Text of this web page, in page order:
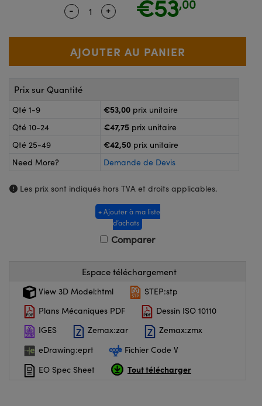
de Poche ou à Mesure Directe
: Microscopie
: Caméras
Optiques Lightpath
Gratings™
Quantity Selector
- Use the plus and minus buttons to
+ €53,00
Prix sur Quantité
Qté 1-9 €53,00 prix unitaire
Qté 10-24
€47,75 prix unitaire
Qté 25-49
€42,50 prix unitaire
Need More?
Demande de Devis
Les prix sont indiqués hors TVA et droits applicables.
+ Ajouter à ma liste
d’achats
Comparer
Espace téléchargement
View 3D Model:html
STEP:stp
Plans Mécaniques PDF
Dessin ISO 10110
IGES
Zemax:zar
Zemax:zmx
eDrawing:eprt
Fichier Code V
EO Spec Sheet
Tout télécharger